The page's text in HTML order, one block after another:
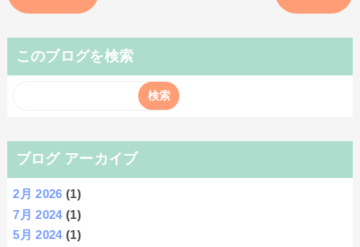
このブログを検索
ブログ アーカイブ
2月 2026 (1)
7月 2024(1)
5月 2024(1)